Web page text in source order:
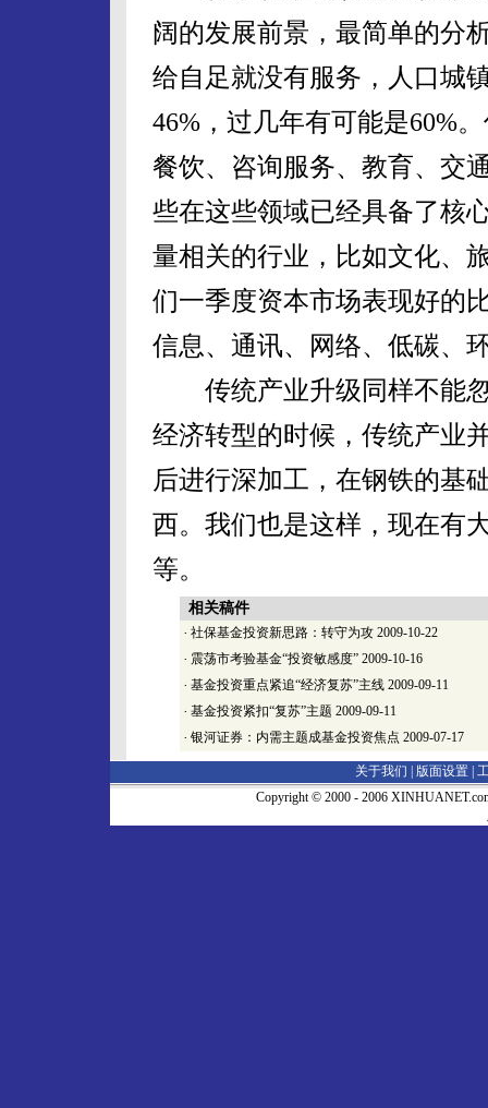
阔的发展前景，最简单的分
给自足就没有服务，人口城
46%，过几年有可能是60%
餐饮、咨询服务、教育、交
些在这些领域已经具备了核
量相关的行业，比如文化、
们一季度资本市场表现好的
信息、通讯、网络、低碳、
传统产业升级同样不能忽
经济转型的时候，传统产业
后进行深加工，在钢铁的基
西。我们也是这样，现在有
等。
相关稿件
· 社保基金投资新思路：转守为攻 2009-10-22
· 震荡市考验基金“投资敏感度” 2009-10-16
· 基金投资重点紧追“经济复苏”主线 2009-09-11
· 基金投资紧扣“复苏”主题 2009-09-11
· 银河证券：内需主题成基金投资焦点 2009-07-17
关于我们 | 版面设置
Copyright © 2000 - 2006